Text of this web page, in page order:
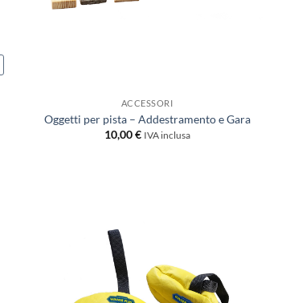
ACCESSORI
Oggetti per pista – Addestramento e Gara
10,00€ IVA inclusa